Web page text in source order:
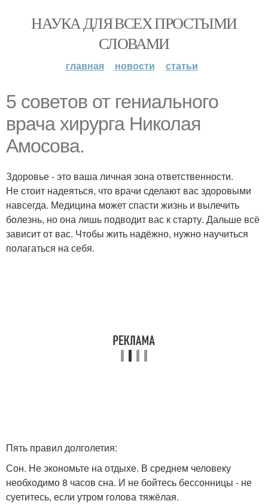
НАУКА ДЛЯ ВСЕХ ПРОСТЫМИ
СЛОВАМИ
главная новости статьи
5 советов от гениального
врача хирурга Николая
Амосова.
Здоровье - это ваша личная зона ответственности.
Не стоит надеяться, что врачи сделают вас здоровыми
навсегда. Медицина может спасти жизнь и вылечить
болезнь, но она лишь подводит вас к старту. Дальше всё
зависит от вас. Чтобы жить надёжно, нужно научиться
полагаться на себя.
Пять правил долголетия:
Сон. Не экономьте на отдыхе. В среднем человеку
необходимо 8 часов сна. И не бойтесь бессонницы - не
суетитесь, если утром голова тяжёлая.